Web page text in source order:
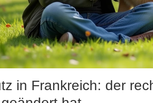
in Frankreich: der